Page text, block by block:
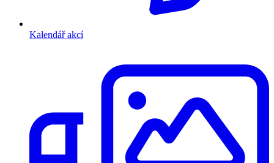
Kalendář akcí